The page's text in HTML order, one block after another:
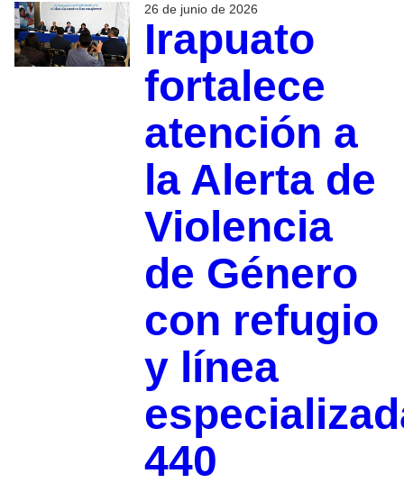
26 de junio de 2026
Irapuato
fortalece
atención a
la Alerta de
Violencia
de Género
con refugio
y línea
440